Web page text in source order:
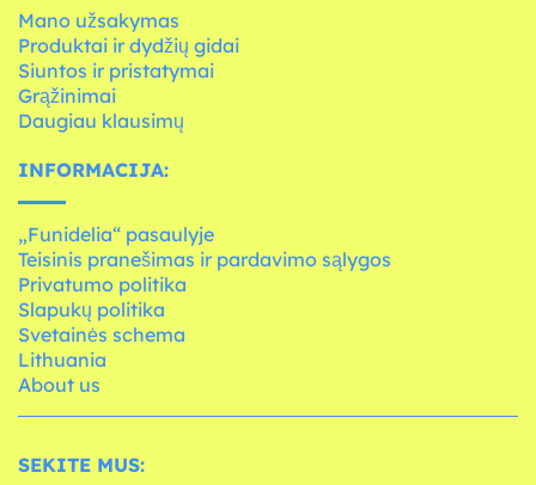
Mano užsakymas
Produktai ir dydžių gidai
Siuntos ir pristatymai
Grąžinimai
Daugiau klausimų
INFORMACIJA:
„Funidelia“ pasaulyje
Teisinis pranešimas ir pardavimo sąlygos
Privatumo politika
Slapukų politika
Svetainės schema
Lithuania
About us
SEKITE MUS: